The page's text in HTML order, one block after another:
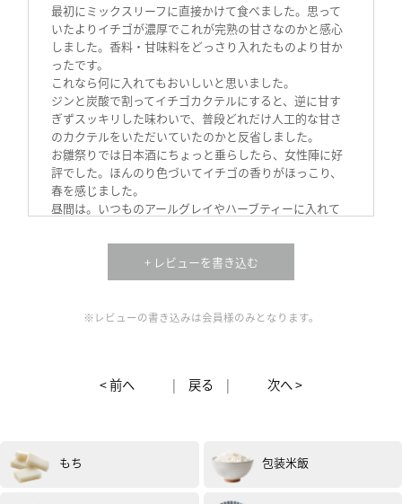
最初にミックスリーフに直接かけて食べました。思って
いたよりイチゴが濃厚でこれが完熟の甘さなのかと感心
しました。香料・甘味料をどっさり入れたものより甘か
ったです。
これなら何に入れてもおいしいと思いました。
ジンと炭酸で割ってイチゴカクテルにすると、逆に甘す
ぎずスッキリした味わいで、普段どれだけ人工的な甘さ
のカクテルをいただいていたのかと反省しました。
お雛祭りでは日本酒にちょっと垂らしたら、女性陣に好
評でした。ほんのり色づいてイチゴの香りがほっこり、
春を感じました。
昼間は。いつものアールグレイやハーブティーに入れて
すね。とても心が贅沢になりました。(試食モニター)
イチゴ酢の甘味が効いてまろやかで美味しかった。(試食
+ レビューを書き込む
※レビューの書き込みは会員様のみとなります。
< 前へ | 戻る | 次へ >
もち 包装米飯